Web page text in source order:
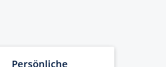
Persönliche